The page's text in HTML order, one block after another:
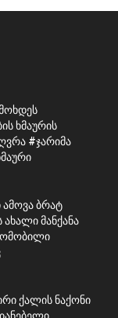
ხმაურის
#ჯარიმა
ბრატ
ახალი მანქანა
ქალის ნაქონი